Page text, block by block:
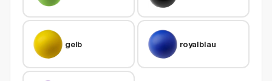
gelb royalblau